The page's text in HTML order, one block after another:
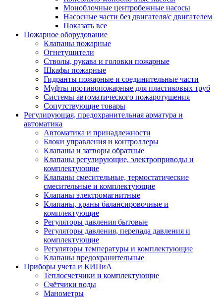
Моноблочные центробежные насосы
Насосные части без двигателя/с двигателем
Показать все
Пожарное оборудование
Клапаны пожарные
Огнетушители
Стволы, рукава и головки пожарные
Шкафы пожарные
Гидранты пожарные и соединительные части
Муфты противопожарные для пластиковых труб
Системы автоматического пожаротушения
Сопутствующие товары
Регулирующая, предохранительная арматура и
автоматика
Автоматика и принадлежности
Блоки управления и контроллеры
Клапаны и затворы обратные
Клапаны регулирующие, электроприводы и
комплектующие
Клапаны смесительные, термостатические
смесительные и комплектующие
Клапаны электромагнитные
Клапаны, краны балансировочные и
комплектующие
Регуляторы давления бытовые
Регуляторы давления, перепада давления и
комплектующие
Регуляторы температуры и комплектующие
Клапаны предохранительные
Приборы учета и КИПиА
Теплосчетчики и комплектующие
Счётчики воды
Манометры